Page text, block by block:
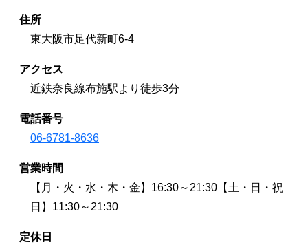
住所
東大阪市足代新町6-4
アクセス
近鉄奈良線布施駅より徒歩3分
電話番号
06-6781-8636
営業時間
【月・火・水・木・金】16:30～21:30【土・日・祝
日】11:30～21:30
定休日